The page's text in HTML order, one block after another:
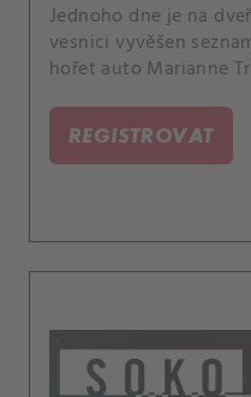
Jednoho dne je na
vesnici vyvěšen
hořet auto Marianne
REGISTROVAT